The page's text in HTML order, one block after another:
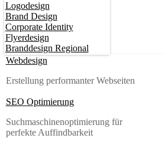
Logodesign
Brand Design
Corporate Identity
Flyerdesign
Branddesign Regional
Webdesign
Erstellung performanter Webseiten
SEO Optimierung
Suchmaschinenoptimierung für
perfekte Auffindbarkeit